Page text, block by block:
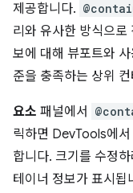
제공합니다.
리와 유사한 방식으로
보에 대해 뷰포트와
준을 충족하는 상위
요소 패널에서
릭하면 DevTools에서
합니다. 크기를 수정
테이너 정보가 표시됩